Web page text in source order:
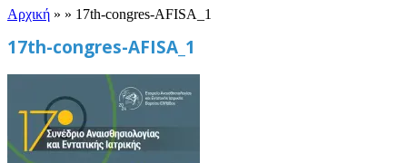
Αρχική » » 17th-congres-AFISA_1
17th-congres-AFISA_1